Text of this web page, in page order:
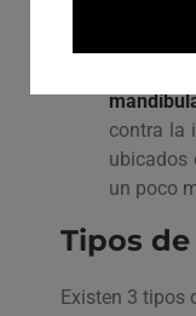
para
contra la
ubicados
un poco
Tipos
Existen 3 tipos